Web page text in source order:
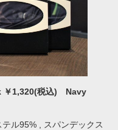
￥1,320(税込) Navy
ル95% , スパンデックス